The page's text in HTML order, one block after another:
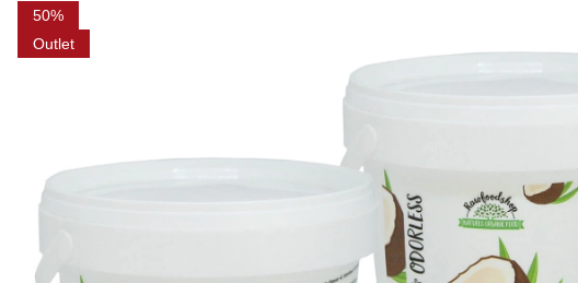
50
Outlet
Produktbilder Kokosolja Smak & Doftfri EKO 1000ml x 3 burkar